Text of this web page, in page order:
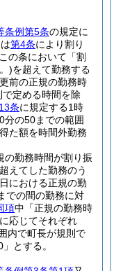
条例第5条の規定に
第4条により割り
の条において「割
)を超えて勤務する
前の正規の勤務時
定める時間を除
条に規定する1時
分の50までの範囲
た額を時間外勤務
の勤務時間が割り振
えてした勤務のう
における正規の勤
での間の勤務に対
項中「正規の勤務時
応じてそれぞれ
内で町長が規則で
とする。